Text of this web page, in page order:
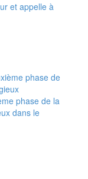
et appelle à
phase de la
dans le